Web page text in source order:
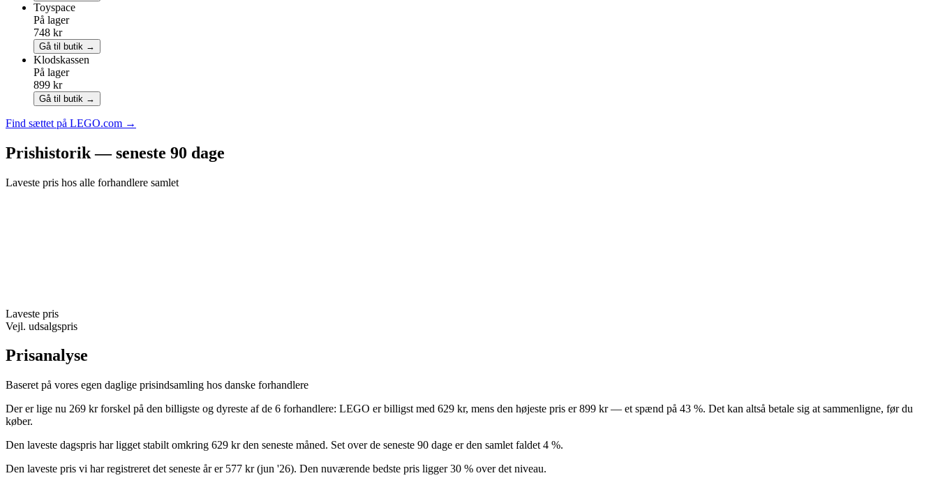
Toyspace
På lager
748 kr
Gå til butik →
Klodskassen
På lager
899 kr
Gå til butik →
Find sættet på LEGO.com →
Prishistorik — seneste 90 dage
Laveste pris hos alle forhandlere samlet
Laveste pris
Vejl. udsalgspris
Prisanalyse
Baseret på vores egen daglige prisindsamling hos danske forhandlere
Der er lige nu 269 kr forskel på den billigste og dyreste af de 6 forhandlere: LEGO er billigst med 629 kr, mens den højeste pris er 899 kr — et spænd på 43 %. Det kan altså betale sig at sammenligne, før du
køber.
Den laveste dagspris har ligget stabilt omkring 629 kr den seneste måned. Set over de seneste 90 dage er den samlet faldet 4 %.
Den laveste pris vi har registreret det seneste år er 577 kr (jun '26). Den nuværende bedste pris ligger 30 % over det niveau.